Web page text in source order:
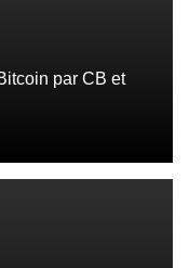
par CB et